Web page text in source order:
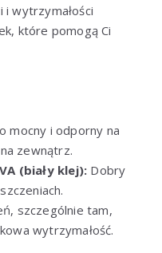
i wytrzymałości
które pomogą Ci
mocny i odporny na
zewnątrz.
(biały klej): Dobry
szczególnie tam,
wytrzymałość.